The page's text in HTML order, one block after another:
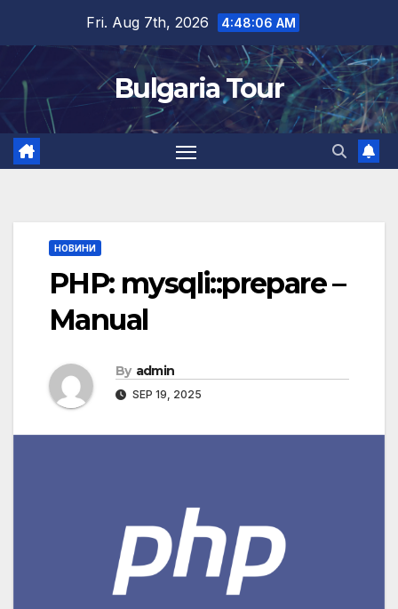
content
Fri. Aug 7th, 2026 4:48:07 AM
Bulgaria Tour
НОВИНИ
PHP: mysqli::prepare –
Manual
By admin
SEP 19, 2025